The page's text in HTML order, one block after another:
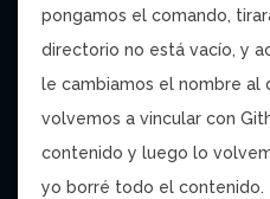
pongamos el comando,
directorio no está vacío, y
le cambiamos el nombre al
volvemos a vincular con
contenido y luego lo
yo borré todo el contenido.